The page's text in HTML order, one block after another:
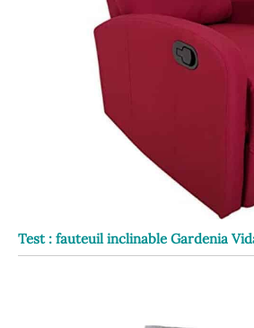
Test : fauteuil inclinable Gardenia